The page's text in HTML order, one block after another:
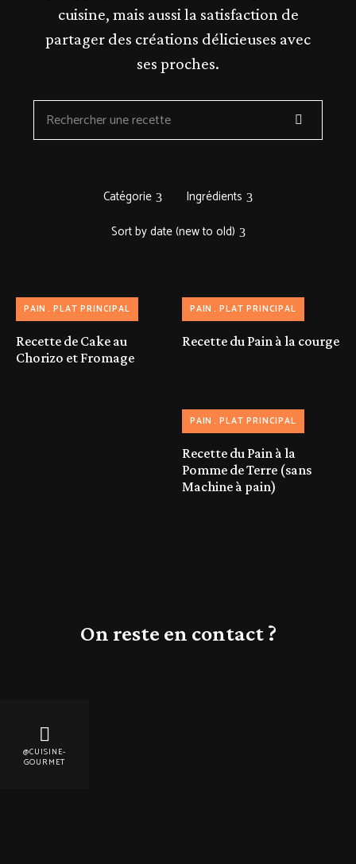
cuisine, mais aussi la satisfaction de
partager des créations délicieuses avec
ses proches.
Catégorie
Ingrédients
Sort by date (new to old)
PAIN PLAT PRINCIPAL
Recette de Cake au
Chorizo et Fromage
PAIN PLAT PRINCIPAL
Recette du Pain à la courge
PAIN PLAT PRINCIPAL
Recette du Pain à la
Pomme de Terre (sans
Machine à pain)
On reste en contact ?
@CUISINE-
GOURMET